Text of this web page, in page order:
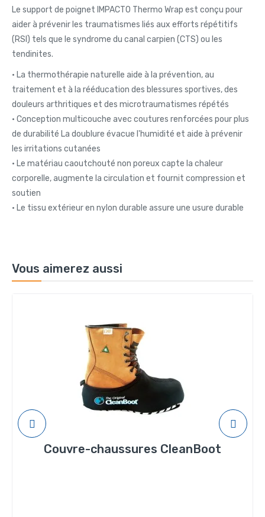
Le support de poignet IMPACTO Thermo Wrap est conçu pour
aider à prévenir les traumatismes liés aux efforts répétitifs
(RSI) tels que le syndrome du canal carpien (CTS) ou les
tendinites.
• La thermothérapie naturelle aide à la prévention, au
traitement et à la rééducation des blessures sportives, des
douleurs arthritiques et des microtraumatismes répétés
• Conception multicouche avec coutures renforcées pour plus
de durabilité La doublure évacue l'humidité et aide à prévenir
les irritations cutanées
• Le matériau caoutchouté non poreux capte la chaleur
corporelle, augmente la circulation et fournit compression et
soutien
• Le tissu extérieur en nylon durable assure une usure durable
Vous aimerez aussi
Couvre-chaussures CleanBoot